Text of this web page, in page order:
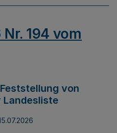
194 vom
von
Landesliste